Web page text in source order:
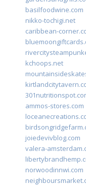
basilfoodwine.com
nikko-tochigi.net
caribbean-
kchoops.net
ammos-stores.com
joiedevivblog.com
valera-
norwoodinnwi.com